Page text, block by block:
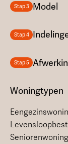
Stap 3 Model
Stap 4
Stap 5
Woningtypen
Seniorenwoning